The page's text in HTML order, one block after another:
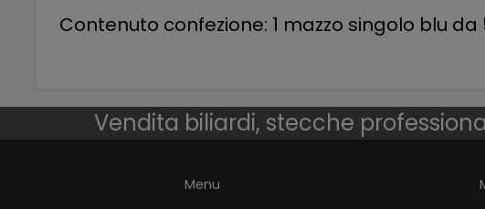
Contenuto confezione: 1 mazzo singolo blu da
Vendita biliardi, stecche
Menu